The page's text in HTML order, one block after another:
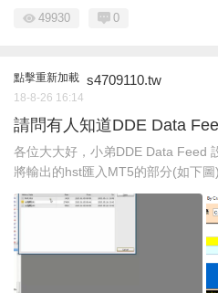
49930 0
點擊重新加載 s4709110.tw
18-8-26 16:14
請問有人知道DDE Data
各位大大好，小弟DDE Data Feed
將輸出的hst匯入MT5的部分(如下圖